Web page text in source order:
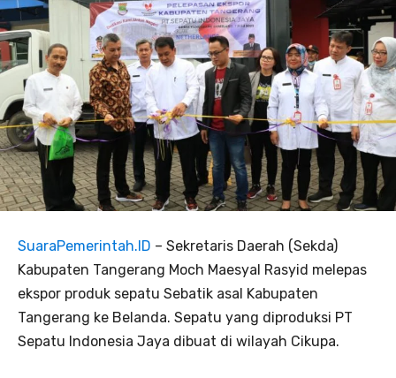
SuaraPemerintah.ID – Sekretaris Daerah (Sekda)
Kabupaten Tangerang Moch Maesyal Rasyid melepas
ekspor produk sepatu Sebatik asal Kabupaten
Tangerang ke Belanda. Sepatu yang diproduksi PT
Sepatu Indonesia Jaya dibuat di wilayah Cikupa.